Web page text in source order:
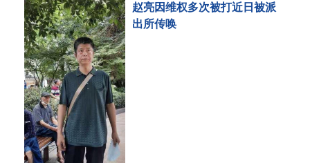
赵亮因维权多次被打近日被派
出所传唤